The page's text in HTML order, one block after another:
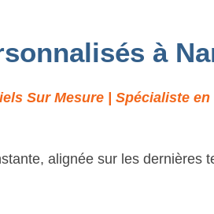
à
Sur Mesure | Spécialiste
alignée sur les dernières